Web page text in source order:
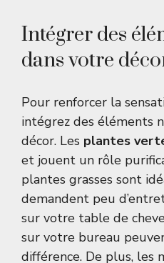
Intégrer des
dans votre
Pour renforcer la
intégrez des éléments
décor. Les plantes
et jouent un rôle
plantes grasses sont
demandent peu
sur votre table de
sur votre bureau
différence. De plus, les